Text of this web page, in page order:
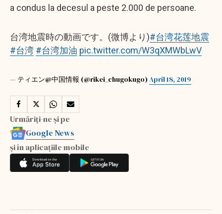
a condus la decesul a peste 2.000 de persoane.
台湾地震時の動画です。(微博より)#台湾花莲地震
#台湾 #台湾加油 pic.twitter.com/W3qXMWbLwV
— ティエン@中国情報 (@rikei_chugokugo)April 18, 2019
Urmăriți-ne și pe
Google News
și în aplicațiile mobile